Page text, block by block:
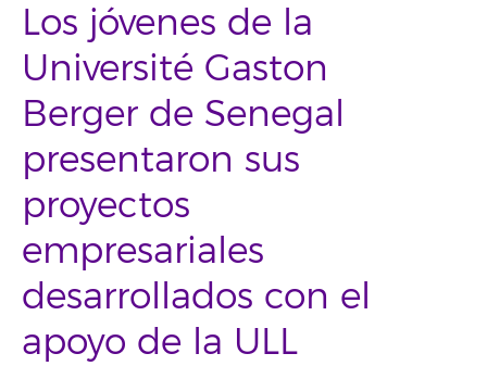
Los jóvenes de la
Université Gaston
Berger de Senegal
presentaron sus
proyectos
empresariales
desarrollados con el
apoyo de la ULL